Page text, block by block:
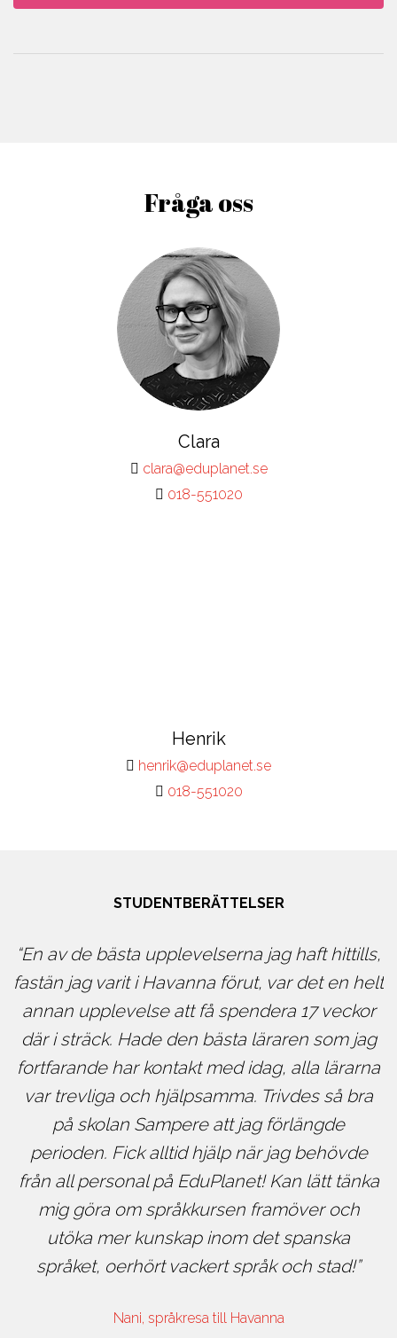
Fråga oss
Clara
clara@eduplanet.se
018-551020
Henrik
henrik@eduplanet.se
018-551020
STUDENTBERÄTTELSER
En av de bästa upplevelserna jag haft hittills,
fastän jag varit i Havanna förut, var det en helt
annan upplevelse att få spendera 17 veckor
där i sträck. Hade den bästa läraren som jag
fortfarande har kontakt med idag, alla lärarna
var trevliga och hjälpsamma. Trivdes så bra
på skolan Sampere att jag förlängde
perioden. Fick alltid hjälp när jag behövde
från all personal på EduPlanet! Kan lätt tänka
mig göra om språkkursen framöver och
utöka mer kunskap inom det spanska
språket, oerhört vackert språk och stad!
Nani, språkresa till Havanna